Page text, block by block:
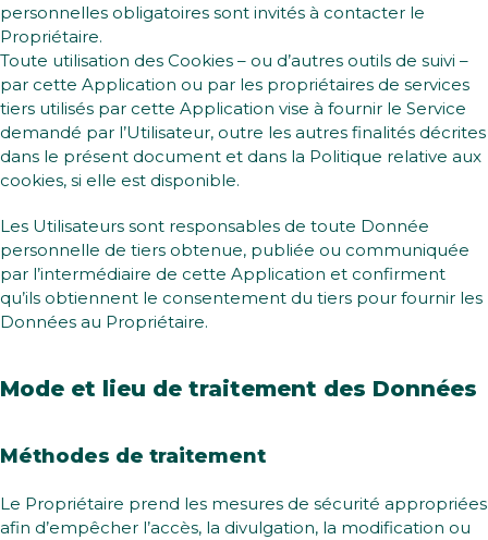
personnelles obligatoires sont invités à contacter le
Propriétaire.
Toute utilisation des Cookies – ou d’autres outils de suivi –
par cette Application ou par les propriétaires de services
tiers utilisés par cette Application vise à fournir le Service
demandé par l’Utilisateur, outre les autres finalités décrites
dans le présent document et dans la Politique relative aux
cookies, si elle est disponible.
Les Utilisateurs sont responsables de toute Donnée
personnelle de tiers obtenue, publiée ou communiquée
par l’intermédiaire de cette Application et confirment
qu’ils obtiennent le consentement du tiers pour fournir les
Données au Propriétaire.
Mode et lieu de traitement des Données
Méthodes de traitement
Le Propriétaire prend les mesures de sécurité appropriées
afin d’empêcher l’accès, la divulgation, la modification ou